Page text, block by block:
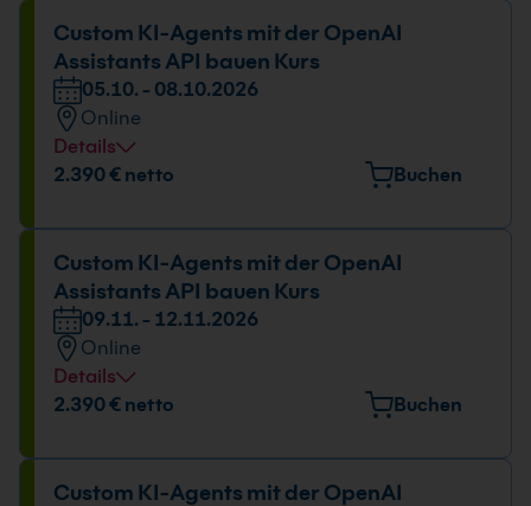
Custom KI-Agents mit der OpenAI
Assistants API bauen Kurs
05.10. - 08.10.2026
Online
Details
2.390 € netto
Buchen
Custom KI-Agents mit der OpenAI
Assistants API bauen Kurs
09.11. - 12.11.2026
Online
Details
2.390 € netto
Buchen
Custom KI-Agents mit der OpenAI